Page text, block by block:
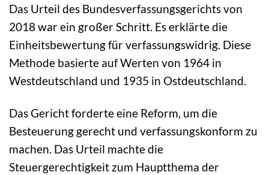
Das Urteil des Bundesverfassungsgerichts von
2018 war ein großer Schritt. Es erklärte die
Einheitsbewertung für verfassungswidrig. Diese
Methode basierte auf Werten von 1964 in
Westdeutschland und 1935 in Ostdeutschland.
Das Gericht forderte eine Reform, um die
Besteuerung gerecht und verfassungskonform zu
machen. Das Urteil machte die
Steuergerechtigkeit zum Hauptthema der